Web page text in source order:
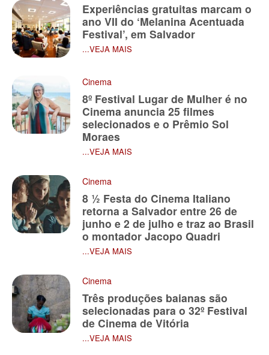
Experiências gratuitas marcam o
ano VII do ‘Melanina Acentuada
Festival’, em Salvador
...VEJA MAIS
Cinema
8º Festival Lugar de Mulher é no
Cinema anuncia 25 filmes
selecionados e o Prêmio Sol
Moraes
...VEJA MAIS
Cinema
8 ½ Festa do Cinema Italiano
retorna a Salvador entre 26 de
junho e 2 de julho e traz ao Brasil
o montador Jacopo Quadri
...VEJA MAIS
Cinema
Três produções baianas são
selecionadas para o 32º Festival
de Cinema de Vitória
...VEJA MAIS